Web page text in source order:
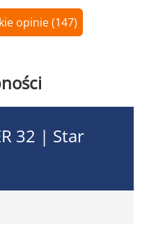
opinie (147)
32 | Star